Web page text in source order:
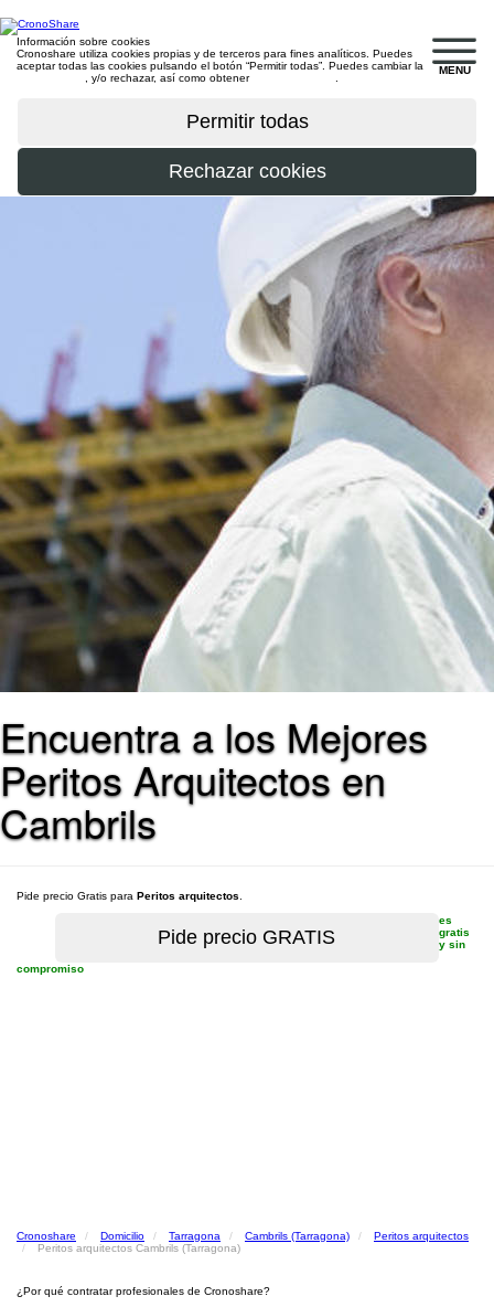
MENU
Información sobre cookies
Cronoshare utiliza cookies propias y de terceros para fines analíticos. Puedes
aceptar todas las cookies pulsando el botón “Permitir todas”. Puedes cambiar la
, y/o rechazar, así como obtener
Encuentra a los Mejores
Peritos Arquitectos en
Cambrils
Pide precio Gratis para Peritos arquitectos
es
gratis
y sin
compromiso
Cronoshare Domicilio Tarragona Cambrils (Tarragona)
Peritos arquitectos
Peritos arquitectos Cambrils (Tarragona)
¿Por qué contratar profesionales de Cronoshare?